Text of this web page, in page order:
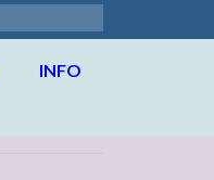
INFO